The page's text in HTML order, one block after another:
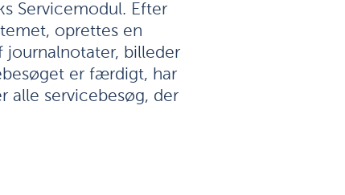
Servicemodul. Efter
oprettes en
journalnotater, billeder
er færdigt, har
alle servicebesøg, der